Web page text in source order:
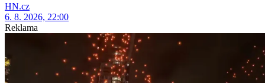
HN.cz
6. 8. 2026, 22:00
Reklama